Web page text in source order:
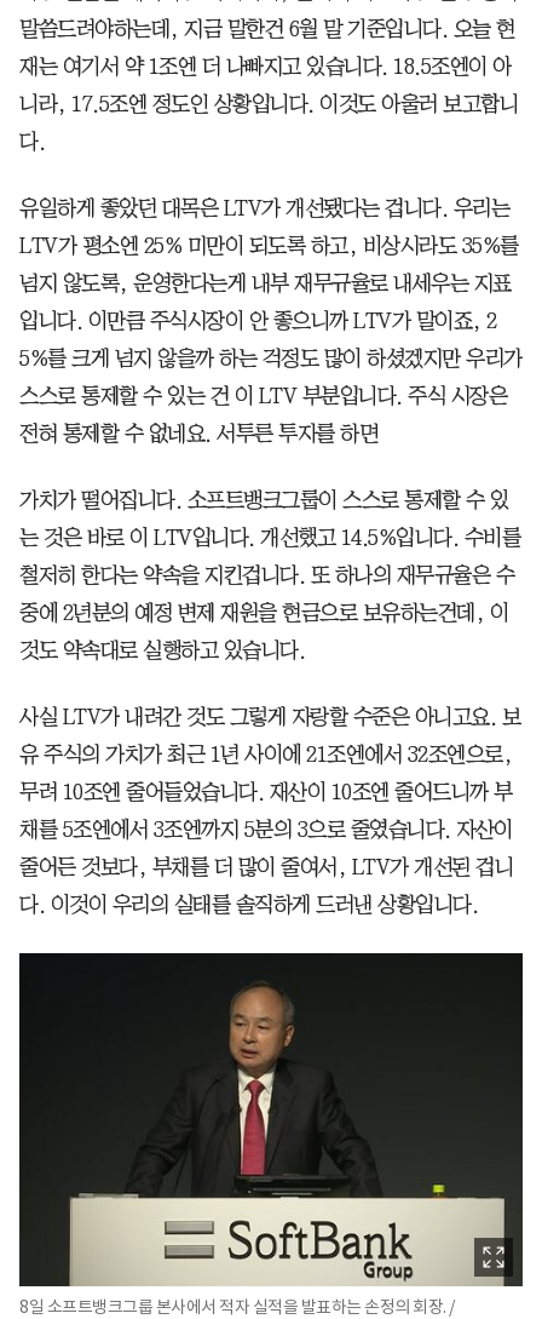
말씀드려야하는데, 지금 말한건 6월 말 기준입니다. 오늘 현
재는 여기서 약 1조엔 더 나빠지고 있습니다. 18.5조엔이 아
니라, 17.5조엔 정도인 상황입니다. 이것도 아울러 보고합니
다.
유일하게 좋았던 대목은 LTV가 개선됐다는 겁니다. 우리는
LTV가 평소엔 25% 미만이 되도록 하고, 비상시라도 35%를
넘지 않도록, 운영한다는게 내부 재무규율로 내세우는 지표
입니다. 이만큼 주식시장이 안 좋으니까 LTV가 말이죠, 2
5%를 크게 넘지 않을까 하는 걱정도 많이 하셨겠지만 우리가
스스로 통제할 수 있는 건 이 LTV 부분입니다. 주식 시장은
전혀 통제할 수 없네요. 서투른 투자를 하면
가치가 떨어집니다. 소프트뱅크그룹이 스스로 통제할 수 있
는 것은 바로 이 LTV입니다. 개선했고 14.5%입니다. 수비를
철저히 한다는 약속을 지킨겁니다. 또 하나의 재무규율은 수
중에 2년분의 예정 변제 재원을 현금으로 보유하는건데, 이
것도 약속대로 실행하고 있습니다.
사실 LTV가 내려간 것도 그렇게 자랑할 수준은 아니고요. 보
유 주식의 가치가 최근 1년 사이에 21조엔에서 32조엔으로,
무려 10조엔 줄어들었습니다. 재산이 10조엔 줄어드니까 부
채를 5조엔에서 3조엔까지 5분의 3으로 줄였습니다. 자산이
줄어든 것보다, 부채를 더 많이 줄여서, LTV가 개선된 겁니
다. 이것이 우리의 실태를 솔직하게 드러낸 상황입니다.
8일 소프트뱅크그룹 본사에서 적자 실적을 발표하는 손정의 회장. /